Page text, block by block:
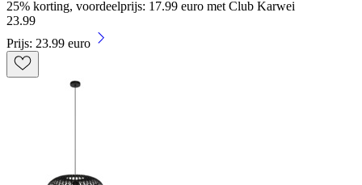
25% korting, voordeelprijs: 17.99 euro met Club Karwei
23.99
Prijs: 23.99 euro